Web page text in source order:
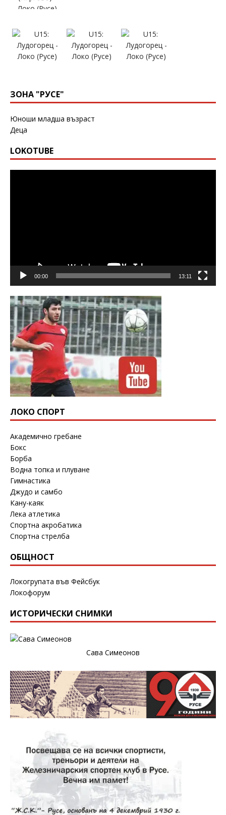
ЗОНА "РУСЕ"
Юноши младша възраст
Деца
LOKOTUBE
00:00 13:11
ЛОКО СПОРТ
Академично гребане
Бокс
Борба
Водна топка и плуване
Гимнастика
Джудо и самбо
Кану-каяк
Лека атлетика
Спортна акробатика
Спортна стрелба
ОБЩНОСТ
Локогрупата във Фейсбук
Локофорум
ИСТОРИЧЕСКИ СНИМКИ
Сава Симеонов